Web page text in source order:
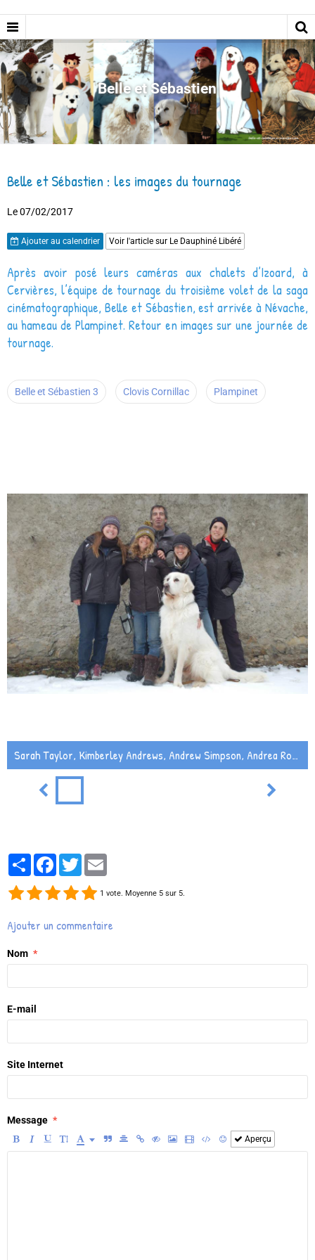
Belle et Sébastien
Belle et Sébastien : les images du tournage
Le 07/02/2017
Ajouter au calendrier Voir l'article sur Le Dauphiné Libéré
Après avoir posé leurs caméras aux chalets d’Izoard, à
Cervières, l’équipe de tournage du troisième volet de la saga
cinématographique, Belle et Sébastien, est arrivée à Névache,
au hameau de Plampinet. Retour en images sur une journée de
tournage.
Belle et Sébastien 3 Clovis Cornillac Plampinet
Sarah Taylor, Kimberley Andrews, Andrew Simpson, Andrea Robinson, Charlotte Lebrun et Garfield à Plampinet.
PartagerFacebook
Twitter
1 vote. Moyenne 5 sur 5.
Ajouter un commentaire
Nom
E-mail
Site Internet
Message
Aperçu